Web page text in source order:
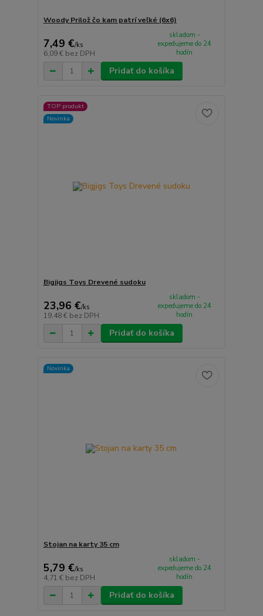
Woody Prilož čo kam patrí veľké (6x6)
7,49 €/ks
6,09 € bez DPH
skladom -
expedujeme do 24
hodín
Pridať do košíka
TOP produkt
Novinka
Bigjigs Toys Drevené sudoku
23,96 €/ks
19,48 € bez DPH
skladom -
expedujeme do 24
hodín
Pridať do košíka
Novinka
Stojan na karty 35 cm
5,79 €/ks
4,71 € bez DPH
skladom -
expedujeme do 24
hodín
Pridať do košíka